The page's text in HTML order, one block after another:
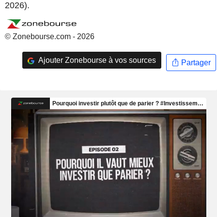
2026).
© Zonebourse.com - 2026
Ajouter Zonebourse à vos sources Partager